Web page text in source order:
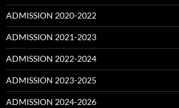
ADMISSION 2020-2022
ADMISSION 2021-2023
ADMISSION 2022-2024
ADMISSION 2023-2025
ADMISSION 2024-2026